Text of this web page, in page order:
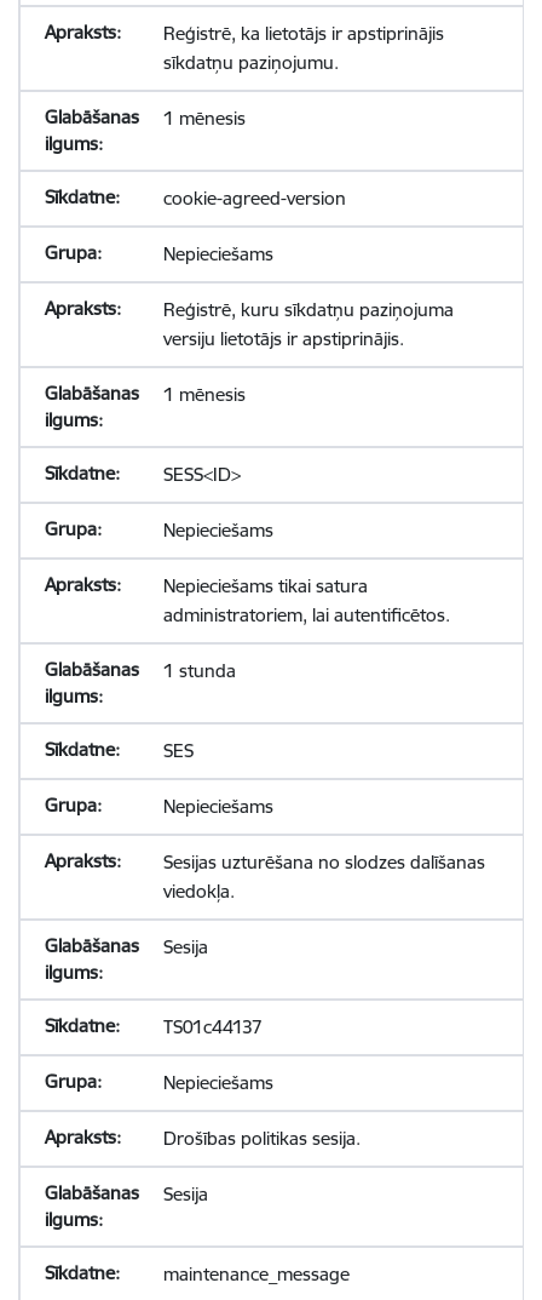
Reģistrē, ka lietotājs ir apstiprinājis
sīkdatņu paziņojumu.
1 mēnesis
cookie-agreed-version
Nepieciešams
Reģistrē, kuru sīkdatņu paziņojuma
versiju lietotājs ir apstiprinājis.
1 mēnesis
SESS<ID>
Nepieciešams
Nepieciešams tikai satura
administratoriem, lai autentificētos.
1 stunda
SES
Nepieciešams
Sesijas uzturēšana no slodzes dalīšanas
viedokļa.
Sesija
TS01c44137
Nepieciešams
Drošības politikas sesija.
Sesija
maintenance_message